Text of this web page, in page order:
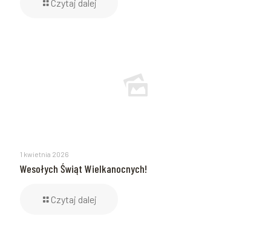
Czytaj dalej
1 kwietnia 2026
Wesołych Świąt Wielkanocnych!
Czytaj dalej